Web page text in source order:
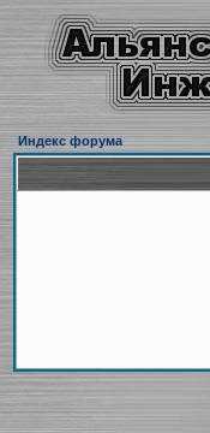
Индекс форума